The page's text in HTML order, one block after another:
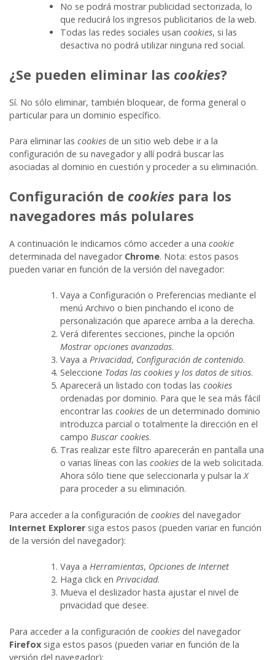
No se podrá mostrar publicidad sectorizada, lo
que reducirá los ingresos publicitarios de la web.
Todas las redes sociales usancookies, si las
desactiva no podrá utilizar ninguna red social.
¿Se pueden eliminar las cookies?
Sí. No sólo eliminar, también bloquear, de forma general o
particular para un dominio específico.
Para eliminar las cookies de un sitio web debe ir a la
configuración de su navegador y allí podrá buscar las
asociadas al dominio en cuestión y proceder a su eliminación.
Configuración de cookies para los
navegadores más polulares
A continuación le indicamos cómo acceder a una cookie
determinada del navegador Chrome. Nota: estos pasos
pueden variar en función de la versión del navegador:
Vaya a Configuración o Preferencias mediante el
menú Archivo o bien pinchando el icono de
personalización que aparece arriba a la derecha.
Verá diferentes secciones, pinche la opción
Mostrar opciones avanzadas.
Vaya aPrivacidad, Configuración de contenido.
Seleccione Todas lascookies y los datos de sitios.
Aparecerá un listado con todas lascookies
ordenadas por dominio. Para que le sea más fácil
encontrar lascookies de un determinado dominio
introduzca parcial o totalmente la dirección en el
campoBuscar cookies.
Tras realizar este filtro aparecerán en pantalla una
o varias líneas con lascookies de la web solicitada.
Ahora sólo tiene que seleccionarla y pulsar laX
para proceder a su eliminación.
Para acceder a la configuración de cookies del navegador
Internet Explorer siga estos pasos (pueden variar en función
de la versión del navegador):
Vaya aHerramientas, Opciones de Internet
Haga click enPrivacidad.
Mueva el deslizador hasta ajustar el nivel de
privacidad que desee.
Para acceder a la configuración de cookies del navegador
Firefox siga estos pasos (pueden variar en función de la
versión del navegador):